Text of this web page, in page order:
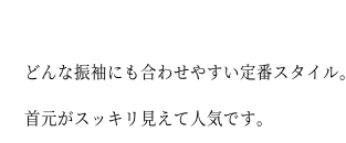
どんな振袖にも合わせやすい定番スタイル。
首元がスッキリ見えて人気です。